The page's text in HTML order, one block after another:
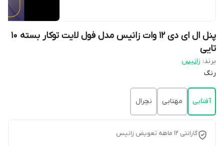
پنل ال ای دی 12 وات زانیس مدل فول لایت توکار بسته 10
تایی
برند: زانیس
رنگ
آفتابی مهتابی نچرال
گارانتی 12 ماهه تعویض زانیس